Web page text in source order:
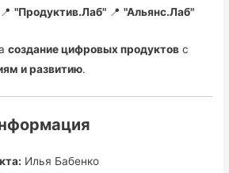
📍"Продуктив.Лаб" 📍"Альянс.Лаб"
создание цифровых продуктов с
и развитию.
Илья Бабенко